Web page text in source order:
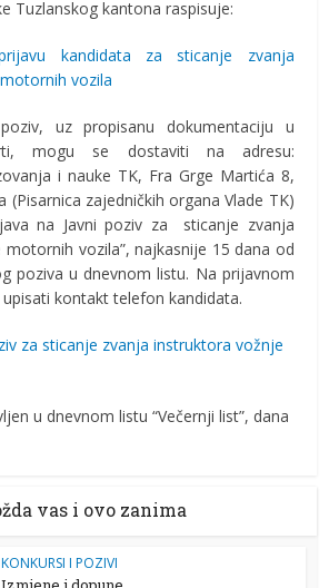
Tuzlanskog kantona raspisuje:
kandidata za sticanje zvanja
vozila
uz propisanu dokumentaciju u
mogu se dostaviti na adresu:
i nauke TK, Fra Grge Martića 8,
(Pisarnica zajedničkih organa Vlade TK)
na Javni poziv za
sticanje zvanja
vozila”, najkasnije 15 dana od
poziva u dnevnom listu. Na prijavnom
kontakt telefon kandidata.
za sticanje zvanja instruktora vožnje
u dnevnom listu “Večernji list”, dana
vas i ovo zanima
KONKURSI I POZIVI